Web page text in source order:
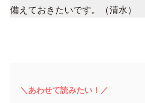
備えておきたいです。（清水）
＼あわせて読みたい！／